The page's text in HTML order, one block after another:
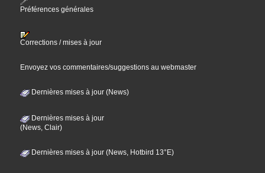
Préférences générales
Corrections / mises à jour
Envoyez vos commentaires/suggestions au webmaster
Dernières mises à jour (News)
Dernières mises à jour
(News, Clair)
Dernières mises à jour (News, Hotbird 13°E)